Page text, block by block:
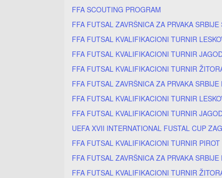
FFA SCOUTING PROGRAM
FFA FUTSAL ZAVRŠNICA ZA PRVAKA
FFA FUTSAL KVALIFIKACIONI TURNIR
FFA FUTSAL KVALIFIKACIONI TURNIR
FFA FUTSAL KVALIFIKACIONI TURNIR
FFA FUTSAL ZAVRŠNICA ZA PRVAKA
FFA FUTSAL KVALIFIKACIONI TURNIR
FFA FUTSAL KVALIFIKACIONI TURNIR
UEFA XVII INTERNATIONAL FUSTAL CUP
FFA FUTSAL KVALIFIKACIONI TURNIR
FFA FUTSAL ZAVRŠNICA ZA PRVAKA
FFA FUTSAL KVALIFIKACIONI TURNIR